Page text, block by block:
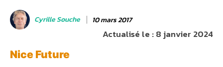
Cyrille Souche 10 mars 2017
Actualisé le :8 janvier 2024
Nice Future